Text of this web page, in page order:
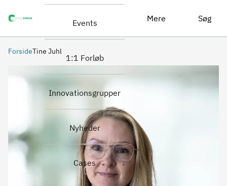
Events
1:1 Forløb
Innovationsgrupper
Nyheder
Cases
Mere Søg
ForsideTine Juhl